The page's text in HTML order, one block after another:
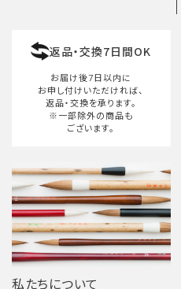
返品・交換7日間OK
お届け後7日以内に
お申し付けいただければ、
返品・交換を承ります。
※一部除外の商品も
ございます。
私たちについて